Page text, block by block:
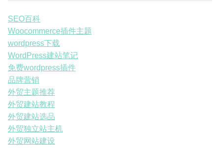
SEO百科
Woocommerce插件主题
wordpress下载
WordPress建站笔记
免费wordpress插件
品牌营销
外贸主题推荐
外贸建站教程
外贸建站选品
外贸独立站主机
外贸网站建设